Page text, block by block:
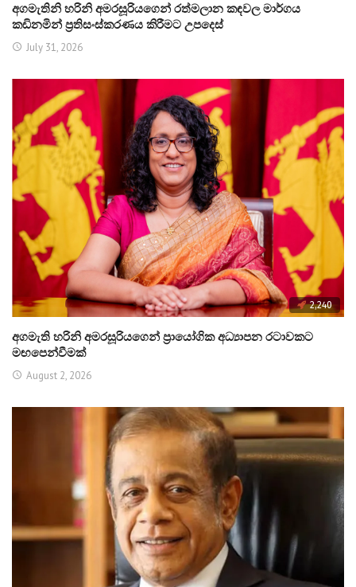
අගමැතිනි හරිනි අමරසූරියගෙන් රත්මලාන කඳවල මාර්ගය
කඩිනමින් ප්‍රතිසංස්කරණය කිරීමට උපදෙස්
July 31, 2026
2,240
අගමැති හරිනි අමරසූරියගෙන් ප්‍රායෝගික අධ්‍යාපන රටාවකට
මඟපෙන්වීමක්
August 2, 2026